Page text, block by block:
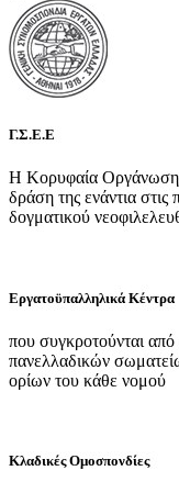
Γ.Σ.Ε.Ε
Η Κορυφαία Οργάνωση
δράση της ενάντια στις
δογματικού
Εργατοϋπαλληλικά Κέντρα
που συγκροτούνται
πανελλαδικών
ορίων του κάθε νομού
Κλαδικές Ομοσπονδίες